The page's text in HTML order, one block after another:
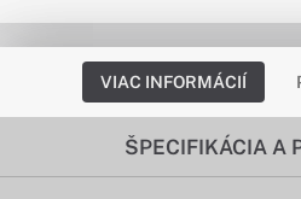
VIAC INFORMÁCIÍ
ŠPECIFIKÁCIA A